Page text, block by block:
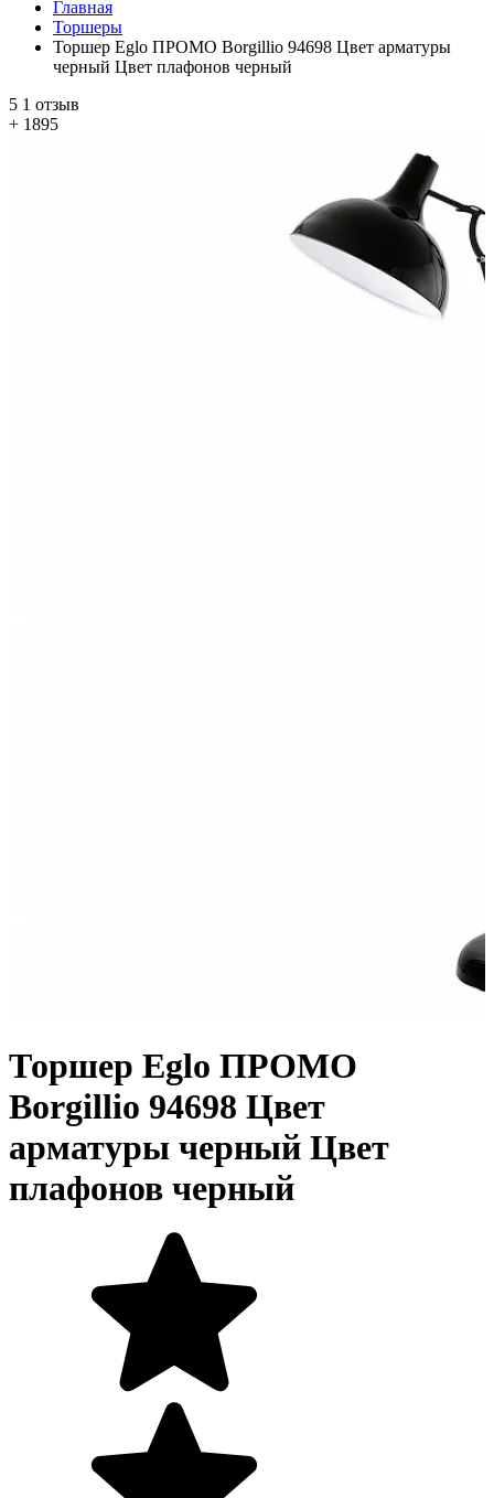
Главная
Торшеры
Торшер Eglo ПРОМО Borgillio 94698 Цвет арматуры
черный Цвет плафонов черный
5 1 отзыв
+ 1895
Торшер Eglo ПРОМО
Borgillio 94698 Цвет
арматуры черный Цвет
плафонов черный